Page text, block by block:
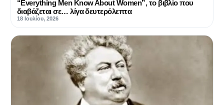
“Everything Men Know About Women”, το βιβλίο που
διαβάζεται σε… λίγα δευτερόλεπτα
18 Ιουλίου, 2026